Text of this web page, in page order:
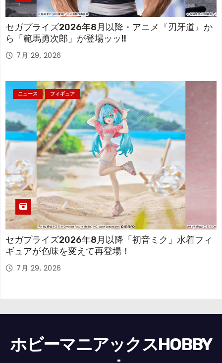
セガプライズ2026年8月以降・アニメ『刃牙道』か
ら「範馬勇次郎」が登場ッッ!!
7月 29, 2026
ニュース フィギュア
セガプライズ2026年8月以降「初音ミク」水着フィ
ギュアが色味を変えて再登場！
7月 29, 2026
ホビーマニアックスHOBBY